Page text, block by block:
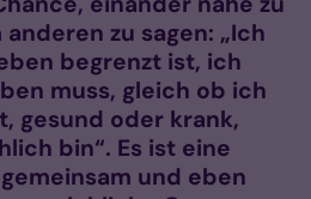
zu sagen: „Ich
begrenzt ist, ich
muss, gleich ob ich
gesund oder krank,
bin“. Es ist eine
und eben